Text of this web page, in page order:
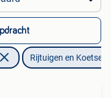
Rijtuigen en Koetsen